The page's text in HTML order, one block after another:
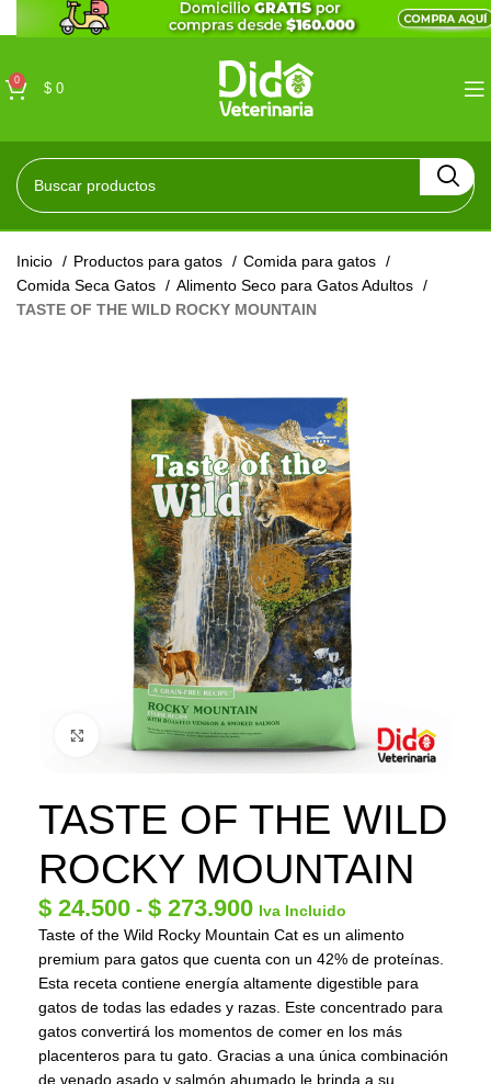
0
$ 0
Inicio Productos para gatos
Comida para gatos
Comida Seca Gatos
Alimento Seco para Gatos Adultos
TASTE OF THE WILD ROCKY MOUNTAIN
Click to enlarge
TASTE OF THE WILD
ROCKY MOUNTAIN
$ 24.500 - $ 273.900 Iva Incluido
Taste of the Wild Rocky Mountain Cat es un alimento
premium para gatos que cuenta con un 42% de proteínas.
Esta receta contiene energía altamente digestible para
gatos de todas las edades y razas. Este concentrado para
gatos convertirá los momentos de comer en los más
placenteros para tu gato. Gracias a una única combinación
de venado asado y salmón ahumado le brinda a su